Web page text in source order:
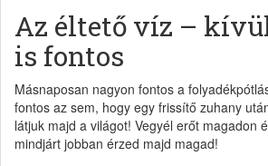
Az éltető víz –
is fontos
Másnaposan nagyon fontos a
fontos az sem, hogy egy frissítő zuhany
látjuk majd a világot! Vegyél erőt magadon
mindjárt jobban érzed majd magad!